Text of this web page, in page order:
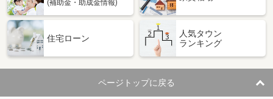
(補助金・助成金情報)
住宅ローン
人気タウン
ランキング
ページトップに戻る